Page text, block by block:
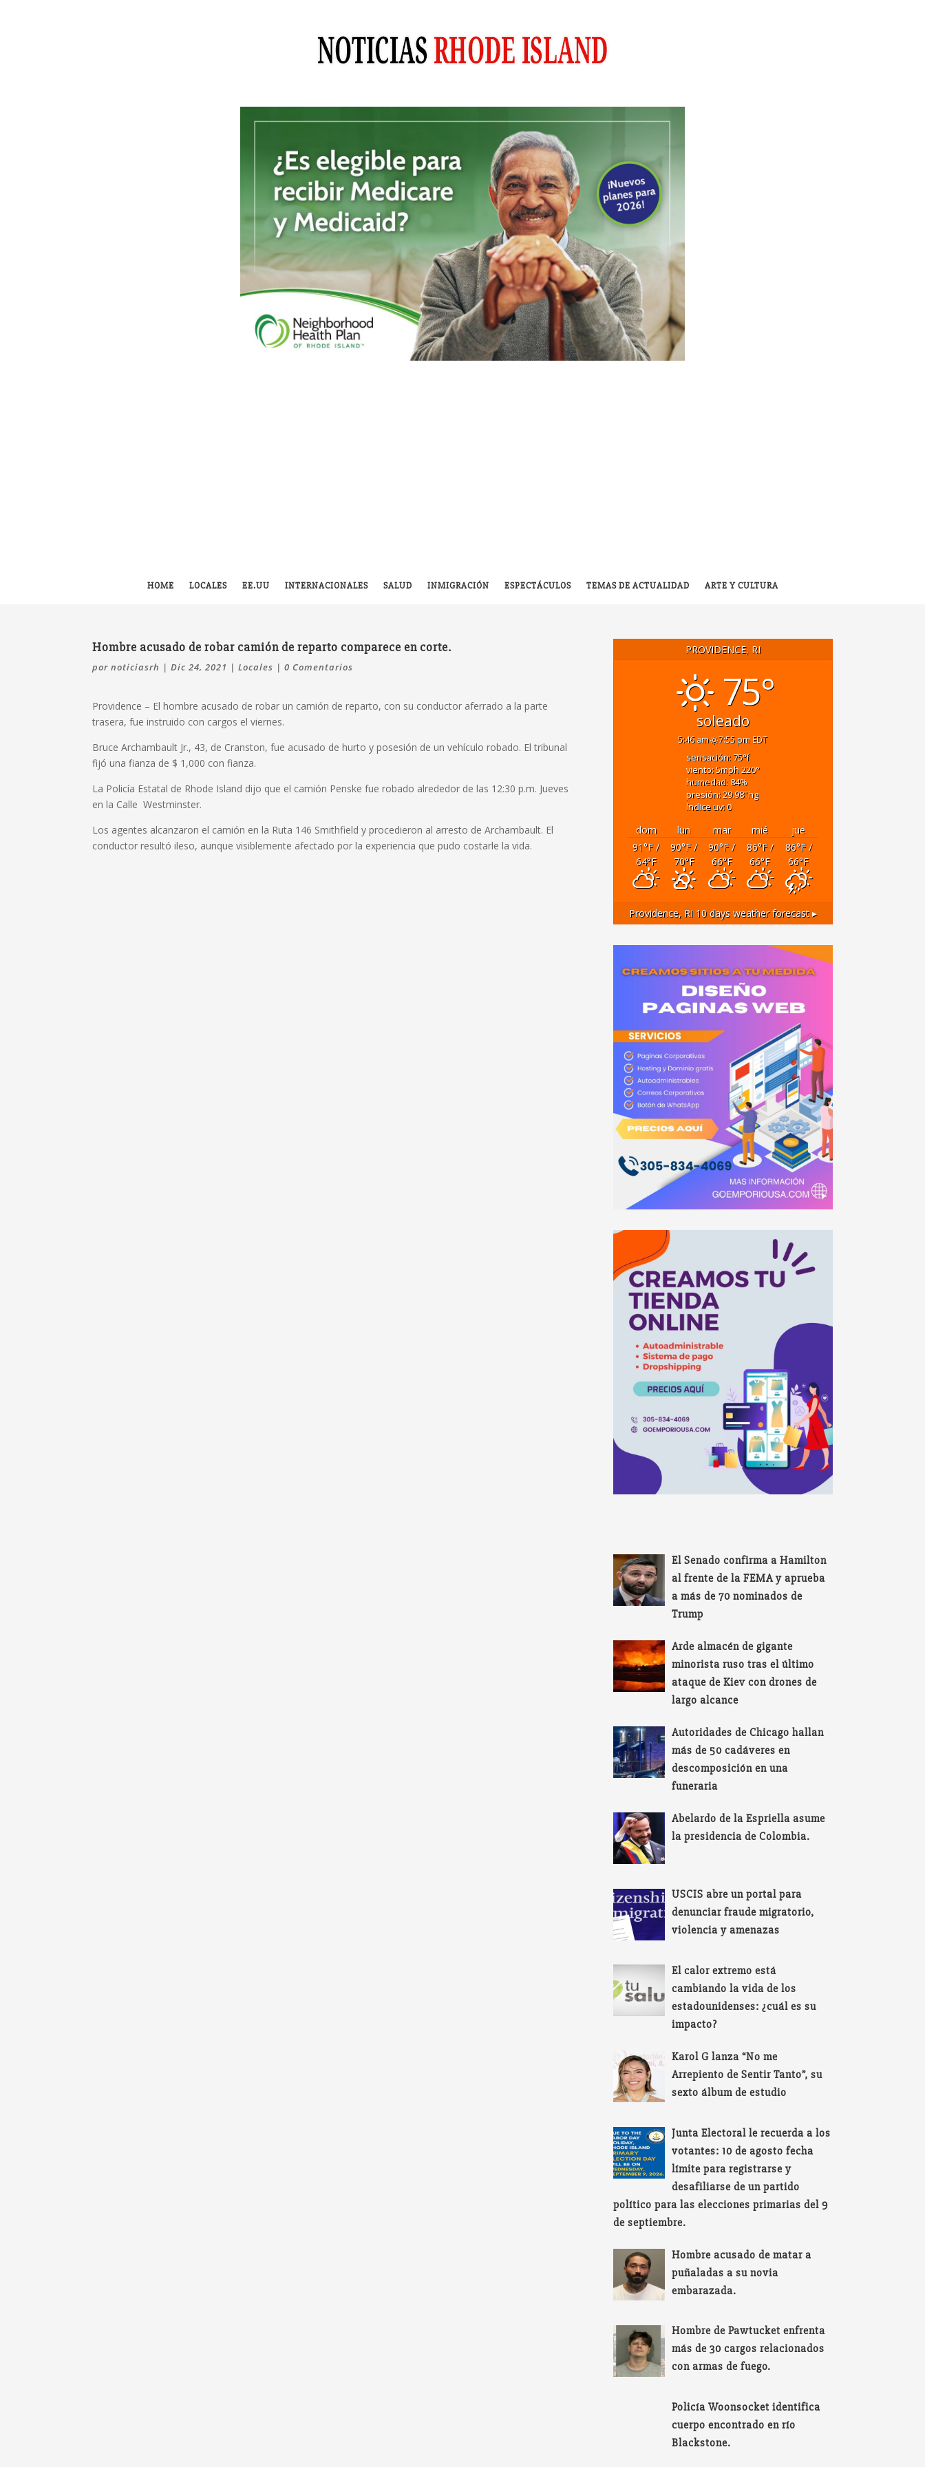
HOME LOCALES EE.UU INTERNACIONALES SALUD INMIGRACIÓN ESPECTÁCULOS TEMAS DE ACTUALIDAD ARTE Y CULTURA
Hombre acusado de robar camión de reparto comparece en corte.
pornoticiasrh |Dic 24, 2021 |Locales |0 Comentarios
Providence – El hombre acusado de robar un camión de reparto, con su conductor aferrado a la parte
trasera, fue instruido con cargos el viernes.
Bruce Archambault Jr., 43, de Cranston, fue acusado de hurto y posesión de un vehículo robado. El tribunal
fijó una fianza de $ 1,000 con fianza.
La Policía Estatal de Rhode Island dijo que el camión Penske fue robado alrededor de las 12:30 p.m. Jueves
en la Calle Westminster.
Los agentes alcanzaron el camión en la Ruta 146 Smithfield y procedieron al arresto de Archambault. El
conductor resultó ileso, aunque visiblemente afectado por la experiencia que pudo costarle la vida.
PROVIDENCE, RI
75°
soleado
5:46 am 7:55 pm EDT
sensación: 75°f
viento: 5mph220°
humedad: 84%
presión: 29.98"hg
índice uv: 0
dom lun mar mié
jue
91°F/
64°F
90°F/
70°F
90°F/
66°F
86°F/
66°F
86°F/
66°F
Providence, RI10 days weather forecast ▸
El Senado confirma a Hamilton
al frente de la FEMA y aprueba
a más de 70 nominados de
Trump
Arde almacén de gigante
minorista ruso tras el último
ataque de Kiev con drones de
largo alcance
Autoridades de Chicago hallan
más de 50 cadáveres en
descomposición en una
funeraria
Abelardo de la Espriella asume
la presidencia de Colombia.
USCIS abre un portal para
denunciar fraude migratorio,
violencia y amenazas
El calor extremo está
cambiando la vida de los
estadounidenses: ¿cuál es su
impacto?
Karol G lanza “No me
Arrepiento de Sentir Tanto”, su
sexto álbum de estudio
Junta Electoral le recuerda a los
votantes: 10 de agosto fecha
límite para registrarse y
desafiliarse de un partido
político para las elecciones primarias del 9
de septiembre.
Hombre acusado de matar a
puñaladas a su novia
embarazada.
Hombre de Pawtucket enfrenta
más de 30 cargos relacionados
con armas de fuego.
Policía Woonsocket identifica
cuerpo encontrado en río
Blackstone.